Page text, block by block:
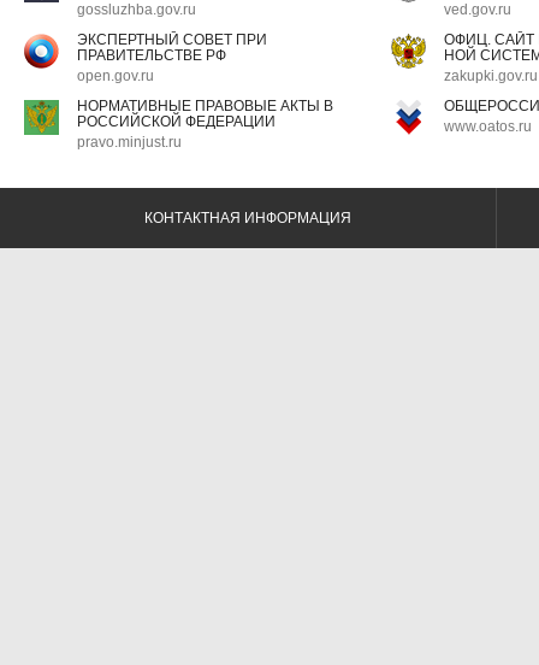
gossluzhba.gov.ru
ved.gov.ru
ЭКСПЕРТНЫЙ СОВЕТ ПРИ
ПРАВИТЕЛЬСТВЕ РФ
open.gov.ru
ОФИЦ.
НОЙ
zakupki.gov.ru
НОРМАТИВНЫЕ ПРАВОВЫЕ АКТЫ В
РОССИЙСКОЙ ФЕДЕРАЦИИ
pravo.minjust.ru
www.oatos.ru
КОНТАКТНАЯ ИНФОРМАЦИЯ